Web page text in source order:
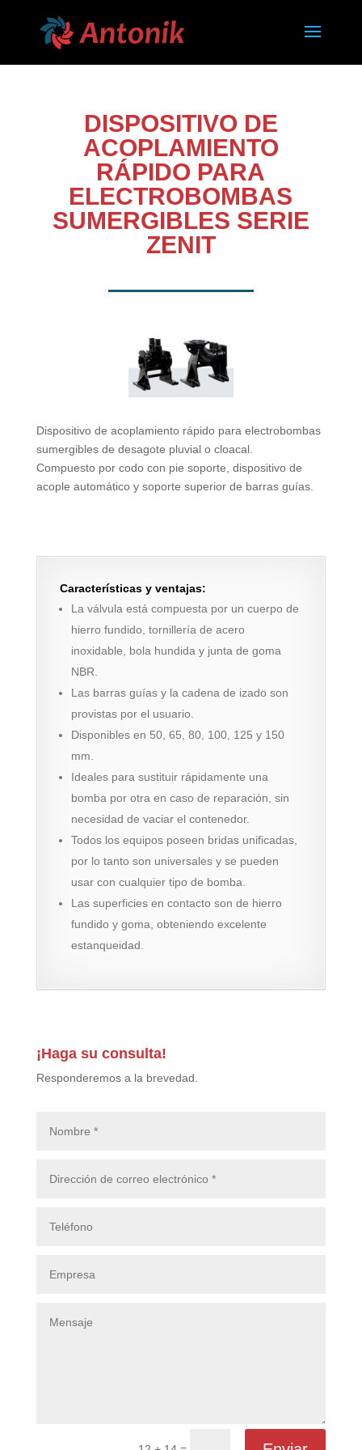
DISPOSITIVO DE
ACOPLAMIENTO
RÁPIDO PARA
ELECTROBOMBAS
SUMERGIBLES SERIE
ZENIT
Dispositivo de acoplamiento rápido para electrobombas
sumergibles de desagote pluvial o cloacal.
Compuesto por codo con pie soporte, dispositivo de
acople automático y soporte superior de barras guías.
Características y ventajas:
La válvula está compuesta por un cuerpo de
hierro fundido, tornillería de acero
inoxidable, bola hundida y junta de goma
NBR.
Las barras guías y la cadena de izado son
provistas por el usuario.
Disponibles en 50, 65, 80, 100, 125 y 150
mm.
Ideales para sustituir rápidamente una
bomba por otra en caso de reparación, sin
necesidad de vaciar el contenedor.
Todos los equipos poseen bridas unificadas,
por lo tanto son universales y se pueden
usar con cualquier tipo de bomba.
Las superficies en contacto son de hierro
fundido y goma, obteniendo excelente
estanqueidad.
¡Haga su consulta!
Responderemos a la brevedad.